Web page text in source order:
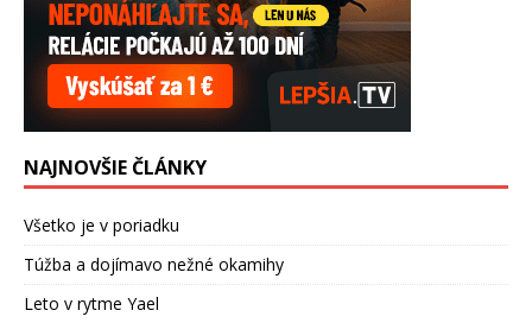
NAJNOVŠIE ČLÁNKY
Všetko je v poriadku
Túžba a dojímavo nežné okamihy
Leto v rytme Yael